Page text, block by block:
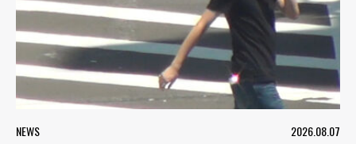
NEWS 2026.08.07